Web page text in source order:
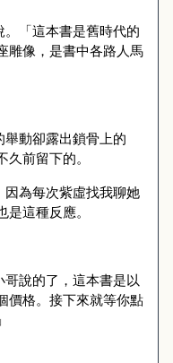
。「這本書是舊時代的
雕像，是書中各路人馬
動卻露出鎖骨上的
前留下的。
為每次紫虛找我聊她
這種反應。
哥說的了，這本書是以
價格。接下來就等你點